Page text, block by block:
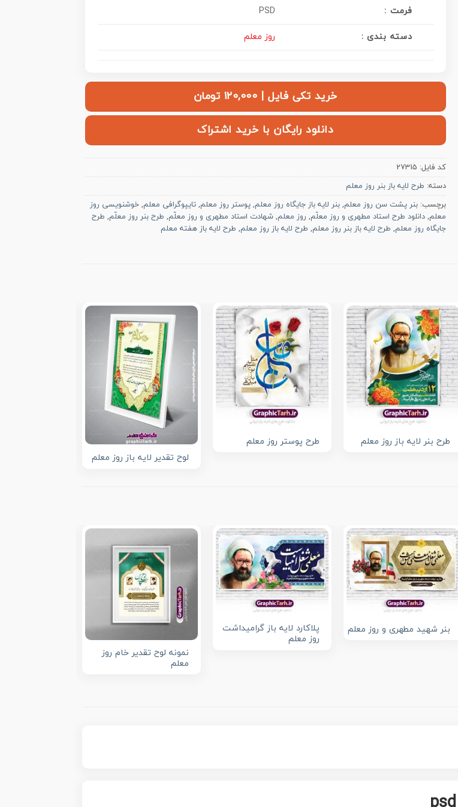
فرمت : PSD
دسته بندی : روز معلم
خرید تکی فایل | ۱۲۰,۰۰۰ تومان
دانلود رایگان با خرید اشتراک
کد فایل: 27315
دسته: طرح لایه باز بنر روز معلم
برچسب:بنر پشت سن روز معلم,بنر لایه باز جایگاه روز معلم,پوستر روز معلم,تایپوگرافی معلم,خوشنویسی روز
معلم,دانلود طرح استاد مطهری و روز معلّم, روز معلم,شهادت استاد مطهری و روز معلّم, طرح بنر روز معلّم, طرح
جایگاه روز معلم, طرح لایه باز بنر روز معلم, طرح لایه باز روز معلم, طرح لایه باز هفته معلم
طرح بنر لایه باز روز معلم
طرح پوستر روز معلم
لوح تقدیر لایه باز روز معلم
بنر شهید مطهری و روز معلم
پلاکارد لایه باز گرامیداشت
روز معلم
نمونه لوح تقدیر خام روز
معلم